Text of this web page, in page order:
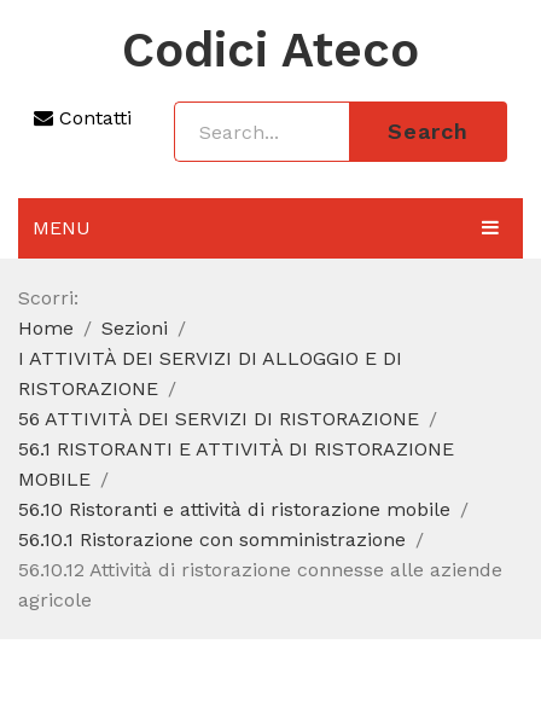
Codici Ateco
Contatti
Search
MENU
AGGIORNAMENTO 2025
SEZIONI
CODICE ATECO A COSA SERVE
CODICE FISCALE
Scorri:
Home
Sezioni
I ATTIVITÀ DEI SERVIZI DI ALLOGGIO E DI
RISTORAZIONE
56 ATTIVITÀ DEI SERVIZI DI RISTORAZIONE
56.1 RISTORANTI E ATTIVITÀ DI RISTORAZIONE
MOBILE
56.10 Ristoranti e attività di ristorazione mobile
56.10.1 Ristorazione con somministrazione
56.10.12 Attività di ristorazione connesse alle aziende
agricole